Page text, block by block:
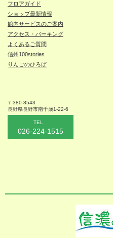
フロアガイド
ショップ最新情報
館内サービスのご案内
アクセス・パーキング
よくあるご質問
信州100stories
りんごのひろば
〒380-8543
長野県長野市南千歳1-22-6
TEL
026-224-1515